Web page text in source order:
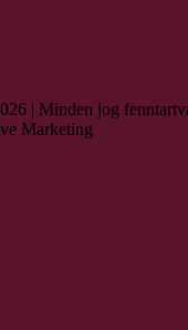
| Minden jog
Marketing